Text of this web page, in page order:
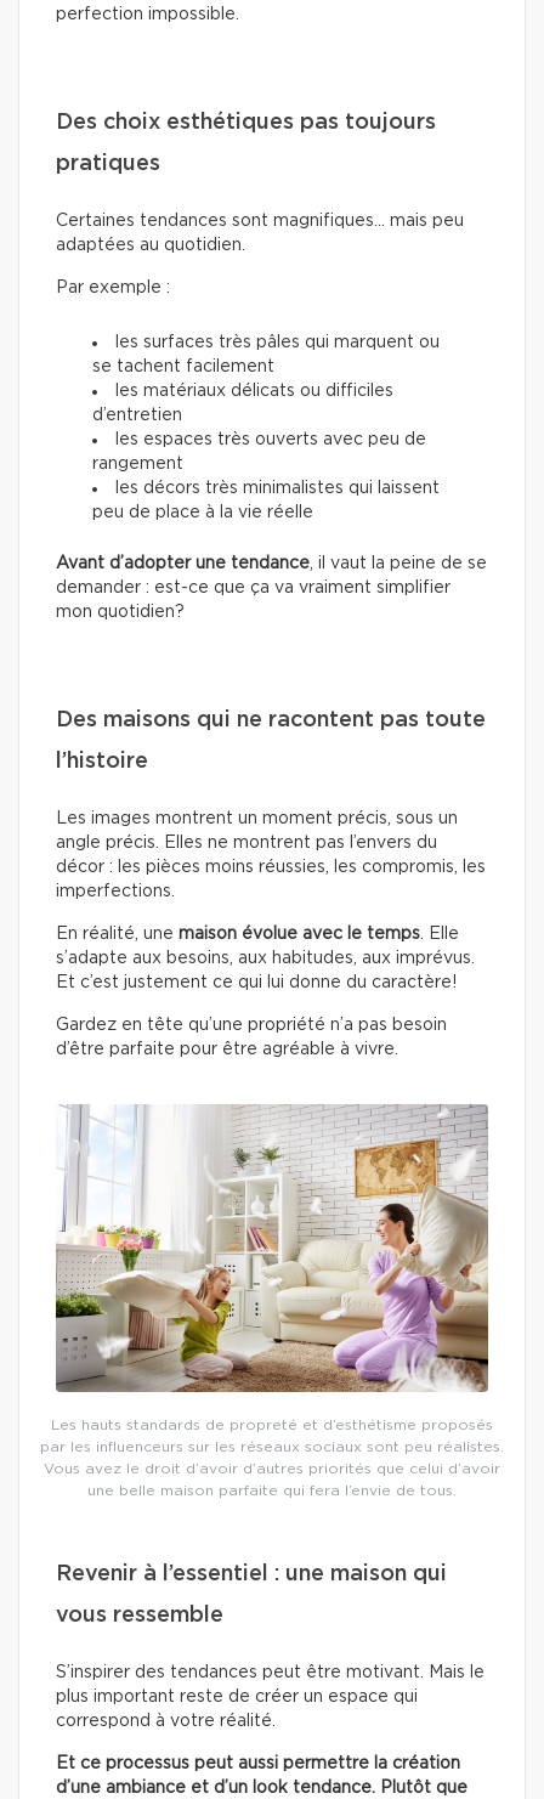
perfection impossible.
Des choix esthétiques pas toujours
pratiques
Certaines tendances sont magnifiques… mais peu
adaptées au quotidien.
Par exemple :
les surfaces très pâles qui marquent ou
se tachent facilement
les matériaux délicats ou difficiles
d’entretien
les espaces très ouverts avec peu de
rangement
les décors très minimalistes qui laissent
peu de place à la vie réelle
Avant d’adopter une tendance , il vaut la peine de se
demander : est-ce que ça va vraiment simplifier
mon quotidien?
Des maisons qui ne racontent pas toute
l’histoire
Les images montrent un moment précis, sous un
angle précis. Elles ne montrent pas l’envers du
décor : les pièces moins réussies, les compromis, les
imperfections.
En réalité, une maison évolue avec le temps . Elle
s’adapte aux besoins, aux habitudes, aux imprévus.
Et c’est justement ce qui lui donne du caractère!
Gardez en tête qu’une propriété n’a pas besoin
d’être parfaite pour être agréable à vivre.
Les hauts standards de propreté et d’esthétisme proposés
par les influenceurs sur les réseaux sociaux sont peu réalistes.
Vous avez le droit d’avoir d’autres priorités que celui d’avoir
une belle maison parfaite qui fera l’envie de tous.
Revenir à l’essentiel : une maison qui
vous ressemble
S’inspirer des tendances peut être motivant. Mais le
plus important reste de créer un espace qui
correspond à votre réalité.
Et ce processus peut aussi permettre la création
d’une ambiance et d’un look tendance. Plutôt que